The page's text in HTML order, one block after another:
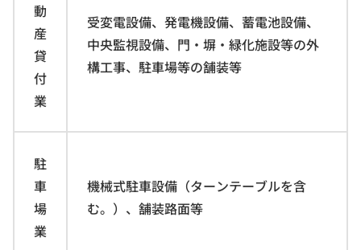
動
産
貸
付
業
受変電設備、発電機設備、蓄電池設備、
中央監視設備、門・塀・緑化施設等の外
構工事、駐車場等の舗装等
駐
車
場
業
機械式駐車設備（ターンテーブルを含
む。）、舗装路面等